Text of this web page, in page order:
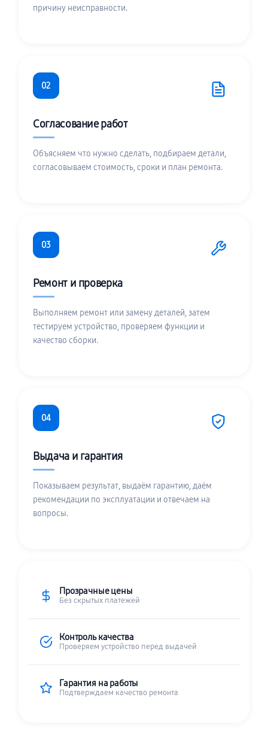
причину неисправности.
02
Согласование работ
Объясняем что нужно сделать, подбираем детали,
согласовываем стоимость, сроки и план ремонта.
03
Ремонт и проверка
Выполняем ремонт или замену деталей, затем
тестируем устройство, проверяем функции и
качество сборки.
04
Выдача и гарантия
Показываем результат, выдаём гарантию, даём
рекомендации по эксплуатации и отвечаем на
вопросы.
Прозрачные цены
Без скрытых платежей
Контроль качества
Проверяем устройство перед выдачей
Гарантия на работы
Подтверждаем качество ремонта